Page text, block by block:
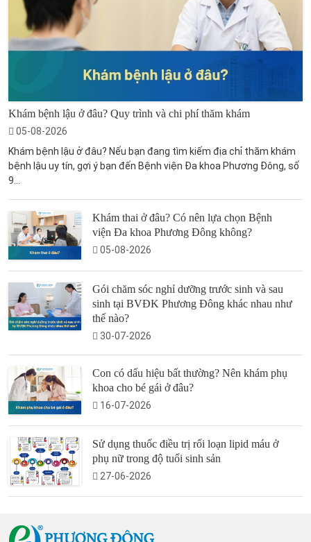
Khám bệnh lậu ở đâu? Quy trình và chi phí thăm khám
05-08-2026
Khám bệnh lậu ở đâu? Nếu bạn đang tìm kiếm địa chỉ thăm khám
bệnh lậu uy tín, gợi ý bạn đến Bệnh viện Đa khoa Phương Đông, số
9...
Khám thai ở đâu? Có nên lựa chọn Bệnh
viện Đa khoa Phương Đông không?
05-08-2026
Gói chăm sóc nghỉ dưỡng trước sinh và sau
sinh tại BVĐK Phương Đông khác nhau như
thế nào?
30-07-2026
Con có dấu hiệu bất thường? Nên khám phụ
khoa cho bé gái ở đâu?
16-07-2026
Sử dụng thuốc điều trị rối loạn lipid máu ở
phụ nữ trong độ tuổi sinh sản
27-06-2026